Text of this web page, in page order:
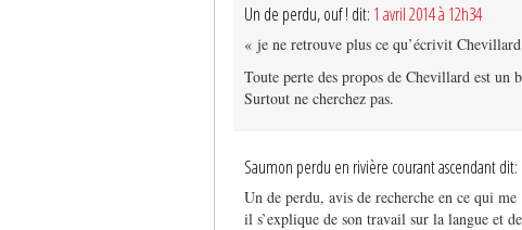
Un de perdu, ouf ! dit: 1 avril 2014 à 12h34
« je ne retrouve plus ce qu’écrivit
Toute perte des propos de Chevillard est un
Surtout ne cherchez pas.
Saumon perdu en rivière courant ascendant dit:
Un de perdu, avis de recherche en ce qui
il s’explique de son travail sur la langue et